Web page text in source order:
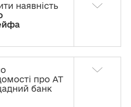
наявність
про АТ
банк